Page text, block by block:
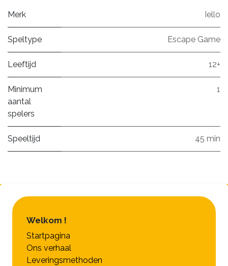
Merk Iello
Speltype Escape Game
Leeftijd 12+
Minimum
aantal
spelers
1
Speeltijd 45 min
Welkom !
Startpagina
Ons verhaal
Leveringsmethoden